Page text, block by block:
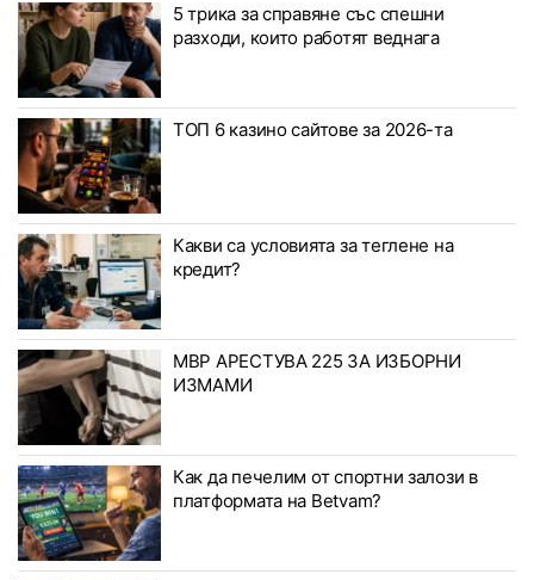
5 трика за справяне със спешни
разходи, които работят веднага
ТОП 6 казино сайтове за 2026-та
Какви са условията за теглене на
кредит?
МВР АРЕСТУВА 225 ЗА ИЗБОРНИ
ИЗМАМИ
Как да печелим от спортни залози в
платформата на Betvam?